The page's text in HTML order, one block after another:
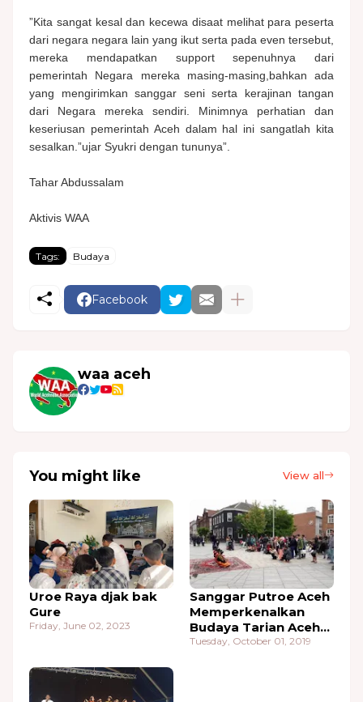
”Kita sangat kesal dan kecewa disaat melihat para peserta
dari negara negara lain yang ikut serta pada even tersebut,
mereka mendapatkan support sepenuhnya dari
pemerintah Negara mereka masing-masing,bahkan ada
yang mengirimkan sanggar seni serta kerajinan tangan
dari Negara mereka sendiri. Minimnya perhatian dan
keseriusan pemerintah Aceh dalam hal ini sangatlah kita
sesalkan.”ujar Syukri dengan tununya”.
Tahar Abdussalam
Aktivis WAA
Tags: Budaya
Facebook
waa aceh
You might like View all
Uroe Raya djak bak
Gure
Friday, June 02, 2023
Sanggar Putroe Aceh
Memperkenalkan
Budaya Tarian Aceh
Di Kota Horsens
Tuesday, October 01, 2019